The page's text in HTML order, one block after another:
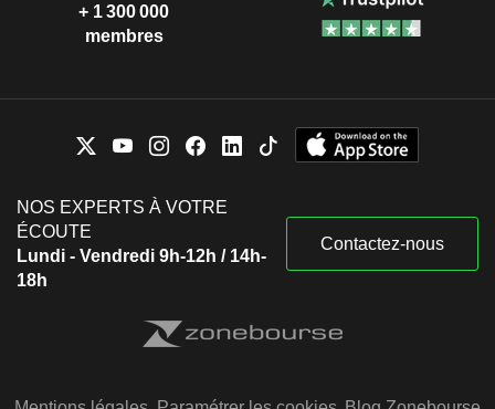
+ 1 300 000
membres
NOS EXPERTS À VOTRE
ÉCOUTE
Lundi - Vendredi 9h-12h / 14h-
18h
Contactez-nous